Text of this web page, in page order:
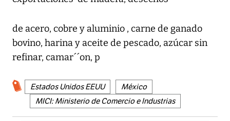
de acero, cobre y aluminio , carne de ganado
bovino, harina y aceite de pescado, azúcar sin
refinar, camar´´on, p
Estados Unidos EEUU
México
MICI: Ministerio de Comercio e Industrias